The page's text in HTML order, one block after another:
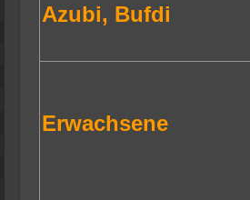
Azubi, Bufdi
Erwachsene